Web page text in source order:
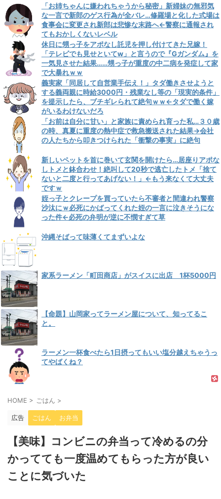
「お姉ちゃんに嫌われちゃうから秘密」新婦妹の無邪気
な一言で新郎のゲス行為が全バレ…修羅場と化した式場は
食事会に変更され新郎は悲惨な末路へ←警察に通報され
てもおかしくないレベル
休日に甥っ子をアポなし託児を押し付けてきた兄嫁！
「テレビでも見せといてw」と言うので『Gガンダム』を
一気見させた結果……甥っ子が重度の中二病を発症して家
で大暴れｗｗ
義実家「同居して自営業手伝え！」タダ働きさせようと
する義両親に時給3000円・残業なし等の「現実的条件」
を提示したら、ブチギレられて絶句ｗｗ←タダで働く嫁
がいるわけないだろ
「お前は自分に甘い」と家族に責められ育った私…３０歳
の時、真夏に重度の熱中症で救急搬送された結果→会社
の人たちから叩きつけられた「衝撃の事実」に絶句
新しいペットを首に巻いて玄関を開けたら…居座りアポな
しトメと鉢合わせ！絶叫して20秒で逃亡したトメ「捨て
ないと二度と行ってあげない！」←もう来なくて大丈夫
ですｗ
姪っ子とクレープを買っていたら不審者と間違われ警察
沙汰にｗ必死にかばってくれた姪の一言に泣きそうにな
った件←必死の弁明が逆に不憫すぎて草
沖縄そばって味薄くてまずいよな
家系ラーメン「町田商店」がスイスに出店 1杯5000円
【命題】山岡家ってラーメン屋について、知ってるこ
と。
ラーメン一杯食べたら1日摂ってもいい塩分越えちゃうっ
てやばくね？
HOME > ごはん >
広告 ごはん お弁当
【美味】コンビニの弁当って冷めるの分
かってても一度温めてもらった方が良い
ことに気づいた